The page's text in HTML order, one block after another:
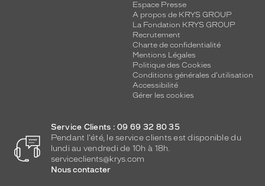
Espace Presse
A propos de KRYS GROUP
La Fondation KRYS GROUP
Recrutement
Charte de confidentialité
Mentions Légales
Politique des Cookies
Conditions générales d'utilisation
Accessibilité
Gérer les cookies
Service Clients : 09 69 32 80 35
Pendant l'été, le service clients est disponible du
lundi au vendredi de 10h à 18h.
serviceclients@krys.com
Nous contacter